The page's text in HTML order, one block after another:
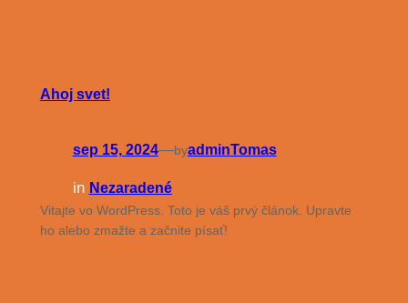
Ahoj svet!
sep 15, 2024—byadminTomas
in Nezaradené
Vitajte vo WordPress. Toto je váš prvý článok. Upravte
ho alebo zmažte a začnite písať!